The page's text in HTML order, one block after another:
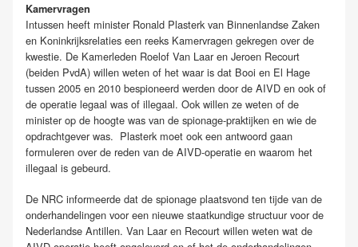
Kamervragen
Intussen heeft minister Ronald Plasterk van Binnenlandse Zaken
en Koninkrijksrelaties een reeks Kamervragen gekregen over de
kwestie. De Kamerleden Roelof Van Laar en Jeroen Recourt
(beiden PvdA) willen weten of het waar is dat Booi en El Hage
tussen 2005 en 2010 bespioneerd werden door de AIVD en ook of
de operatie legaal was of illegaal. Ook willen ze weten of de
minister op de hoogte was van de spionage-praktijken en wie de
opdrachtgever was. Plasterk moet ook een antwoord gaan
formuleren over de reden van de AIVD-operatie en waarom het
illegaal is gebeurd.
De NRC informeerde dat de spionage plaatsvond ten tijde van de
onderhandelingen voor een nieuwe staatkundige structuur voor de
Nederlandse Antillen. Van Laar en Recourt willen weten wat de